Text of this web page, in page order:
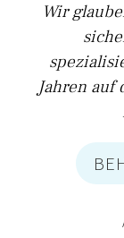
Wir
Jahren